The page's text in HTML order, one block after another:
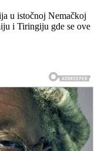
u istočnoj Nemačkoj
i Tiringiju gde se ove